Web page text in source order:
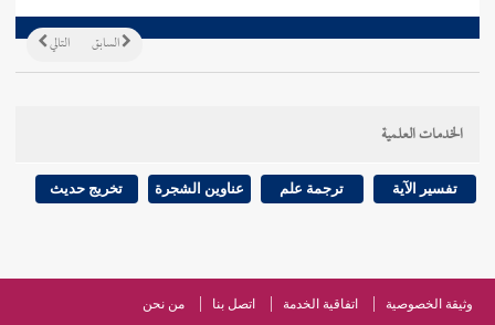
التالي السابق
الخدمات العلمية
تفسير الآية ترجمة علم عناوين الشجرة تخريج حديث
وثيقة الخصوصية اتفاقية الخدمة اتصل بنا من نحن